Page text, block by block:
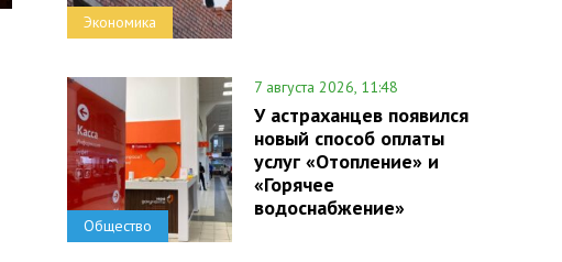
Экономика
Общество
7 августа 2026, 11:48
У астраханцев появился
новый способ оплаты
услуг «Отопление» и
«Горячее
водоснабжение»